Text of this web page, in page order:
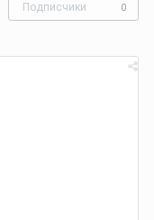
Подписчики 0